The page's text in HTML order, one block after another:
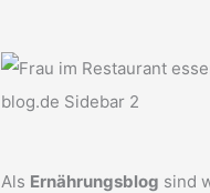
Als Ernährungsblog sind